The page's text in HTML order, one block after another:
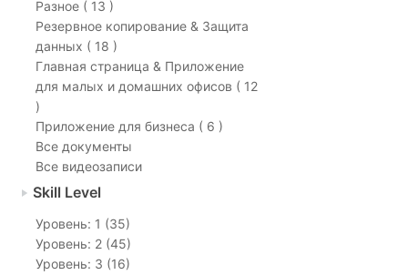
Разное ( 13 )
Резервное копирование & Защита
данных ( 18 )
Главная страница & Приложение
для малых и домашних офисов ( 12
)
Приложение для бизнеса ( 6 )
Все документы
Все видеозаписи
Skill Level
Уровень: 1 (35)
Уровень: 2 (45)
Уровень: 3 (16)